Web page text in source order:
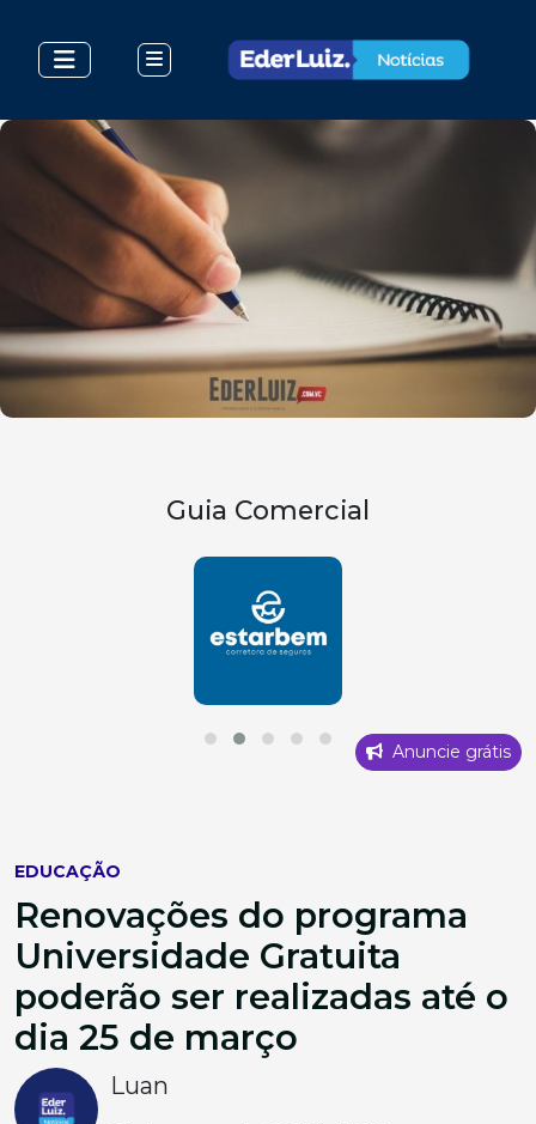
Guia Comercial
Anuncie grátis
EDUCAÇÃO
Renovações do programa
Universidade Gratuita
poderão ser realizadas até o
dia 25 de março
Luan